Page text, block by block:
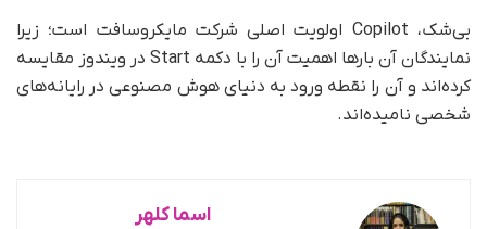
بی‌شک، Copilot اولویت اصلی شرکت مایکروسافت است؛ زیرا
نمایندگان آن بارها اهمیت آن را با دکمه Start در ویندوز مقایسه
کرده‌اند و آن را نقطه ورود به دنیای هوش مصنوعی در رایانه‌های
شخصی نامیده‌اند.
اسما کلهر